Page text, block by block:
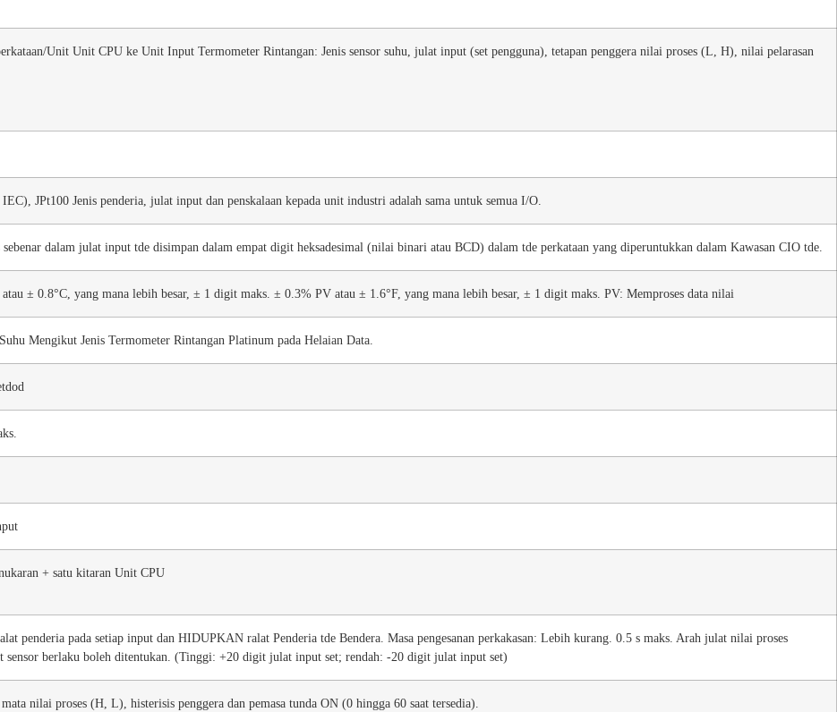
Unit Unit CPU ke Unit Input Termometer Rintangan: Jenis sensor suhu, julat input (set pengguna), tetapan penggera nilai proses (L, H), nilai pelarasan
JPt100 Jenis penderia, julat input dan penskalaan kepada unit industri adalah sama untuk semua I/O.
sebenar dalam julat input tde disimpan dalam empat digit heksadesimal (nilai binari atau BCD) dalam tde perkataan yang diperuntukkan dalam Kawasan CIO tde.
± 0.8°C, yang mana lebih besar, ± 1 digit maks. ± 0.3% PV atau ± 1.6°F, yang mana lebih besar, ± 1 digit maks. PV: Memproses data nilai
Mengikut Jenis Termometer Rintangan Platinum pada Helaian Data.
+ satu kitaran Unit CPU
penderia pada setiap input dan HIDUPKAN ralat Penderia tde Bendera. Masa pengesanan perkakasan: Lebih kurang. 0.5 s maks. Arah julat nilai proses
sensor berlaku boleh ditentukan. (Tinggi: +20 digit julat input set; rendah: -20 digit julat input set)
nilai proses (H, L), histerisis penggera dan pemasa tunda ON (0 hingga 60 saat tersedia).